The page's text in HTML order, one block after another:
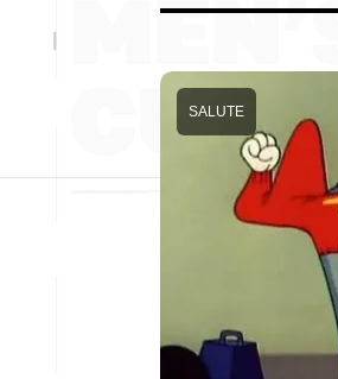
SALUTE